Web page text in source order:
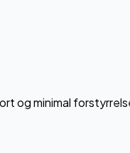
og minimal